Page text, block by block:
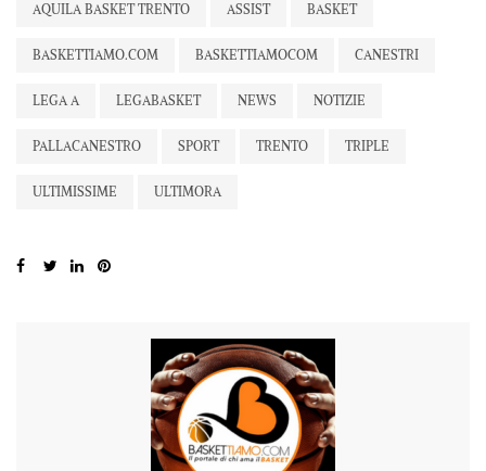
AQUILA BASKET TRENTO ASSIST BASKET
BASKETTIAMO.COM BASKETTIAMOCOM CANESTRI
LEGA A LEGABASKET NEWS NOTIZIE
PALLACANESTRO SPORT TRENTO TRIPLE
ULTIMISSIME ULTIMORA